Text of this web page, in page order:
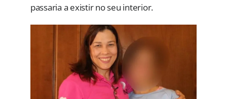
passaria a existir no seu interior.